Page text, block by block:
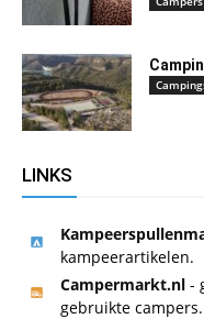
LINKS
kampeerartikelen.
Campermarkt.nl -
gebruikte campers.